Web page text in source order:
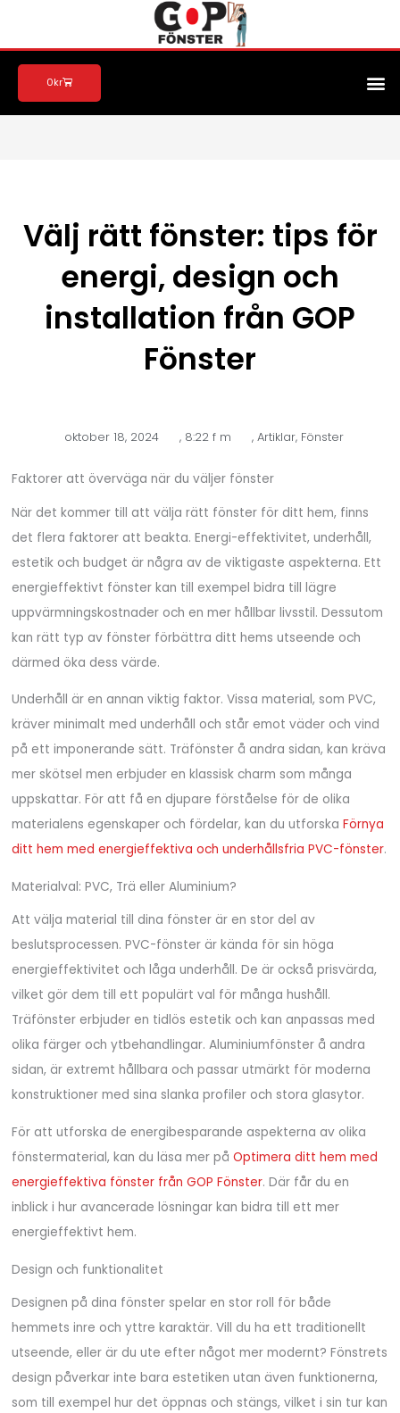
innehåll
0krVarukorg
Välj rätt fönster: tips för
energi, design och
installation från GOP
Fönster
oktober 18, 2024 , 8:22 f m , Artiklar, Fönster
Faktorer att överväga när du väljer fönster
När det kommer till att välja rätt fönster för ditt hem, finns
det flera faktorer att beakta. Energi-effektivitet, underhåll,
estetik och budget är några av de viktigaste aspekterna. Ett
energieffektivt fönster kan till exempel bidra till lägre
uppvärmningskostnader och en mer hållbar livsstil. Dessutom
kan rätt typ av fönster förbättra ditt hems utseende och
därmed öka dess värde.
Underhåll är en annan viktig faktor. Vissa material, som PVC,
kräver minimalt med underhåll och står emot väder och vind
på ett imponerande sätt. Träfönster å andra sidan, kan kräva
mer skötsel men erbjuder en klassisk charm som många
uppskattar. För att få en djupare förståelse för de olika
materialens egenskaper och fördelar, kan du utforskaFörnya
ditt hem med energieffektiva och underhållsfria PVC-fönster.
Materialval: PVC, Trä eller Aluminium?
Att välja material till dina fönster är en stor del av
beslutsprocessen. PVC-fönster är kända för sin höga
energieffektivitet och låga underhåll. De är också prisvärda,
vilket gör dem till ett populärt val för många hushåll.
Träfönster erbjuder en tidlös estetik och kan anpassas med
olika färger och ytbehandlingar. Aluminiumfönster å andra
sidan, är extremt hållbara och passar utmärkt för moderna
konstruktioner med sina slanka profiler och stora glasytor.
För att utforska de energibesparande aspekterna av olika
fönstermaterial, kan du läsa mer påOptimera ditt hem med
energieffektiva fönster från GOP Fönster. Där får du en
inblick i hur avancerade lösningar kan bidra till ett mer
energieffektivt hem.
Design och funktionalitet
Designen på dina fönster spelar en stor roll för både
hemmets inre och yttre karaktär. Vill du ha ett traditionellt
utseende, eller är du ute efter något mer modernt? Fönstrets
design påverkar inte bara estetiken utan även funktionerna,
som till exempel hur det öppnas och stängs, vilket i sin tur kan